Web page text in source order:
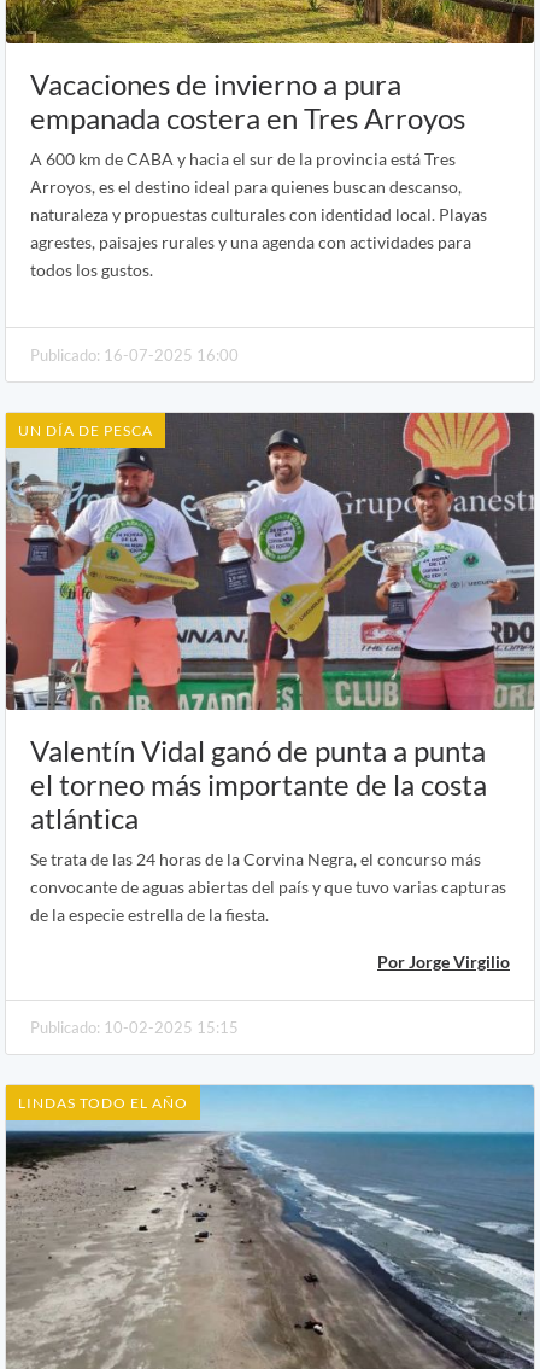
Vacaciones de invierno a pura
empanada costera en Tres Arroyos
A 600 km de CABA y hacia el sur de la provincia está Tres
Arroyos, es el destino ideal para quienes buscan descanso,
naturaleza y propuestas culturales con identidad local. Playas
agrestes, paisajes rurales y una agenda con actividades para
todos los gustos.
Publicado: 16-07-2025 16:00
UN DÍA DE PESCA
Valentín Vidal ganó de punta a punta
el torneo más importante de la costa
atlántica
Se trata de las 24 horas de la Corvina Negra, el concurso más
convocante de aguas abiertas del país y que tuvo varias capturas
de la especie estrella de la fiesta.
Por Jorge Virgilio
Publicado: 10-02-2025 15:15
LINDAS TODO EL AÑO